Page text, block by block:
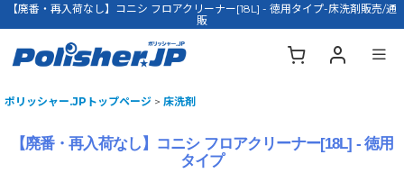
【廃番・再入荷なし】コニシ フロアクリーナー[18L] - 徳用タイプ-床洗剤販売/通
販
ポリッシャー.JPトップページ > 床洗剤
【廃番・再入荷なし】コニシ フロアクリーナー[18L] - 徳用
タイプ